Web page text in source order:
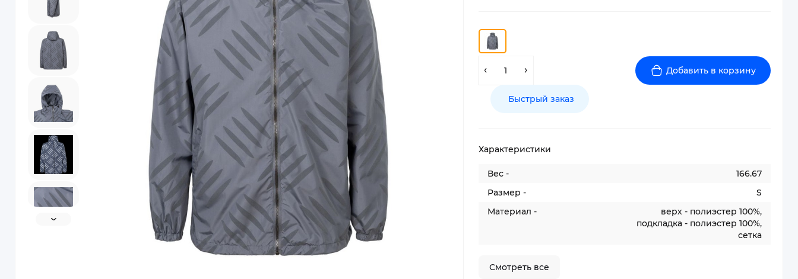
Добавить в корзину
Быстрый заказ
Характеристики
Вес -
166.67
Размер -
S
Материал -
верх - полиэстер 100%,
подкладка - полиэстер 100%,
сетка
Смотреть все